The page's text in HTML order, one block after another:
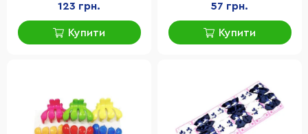
123 грн.
Купити
57 грн.
Купити